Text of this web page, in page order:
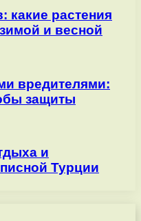
какие растения
и весной
вредителями:
защиты
и
Турции